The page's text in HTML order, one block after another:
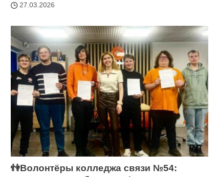
27.03.2026
👫Волонтёры колледжа связи №54: